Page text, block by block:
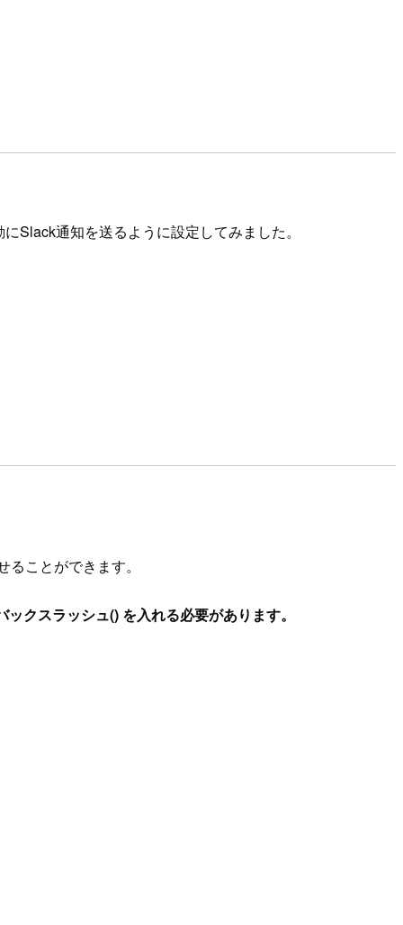
Slack通知を送るように設定してみました。
ことができます。
クスラッシュ() を入れる必要があります。